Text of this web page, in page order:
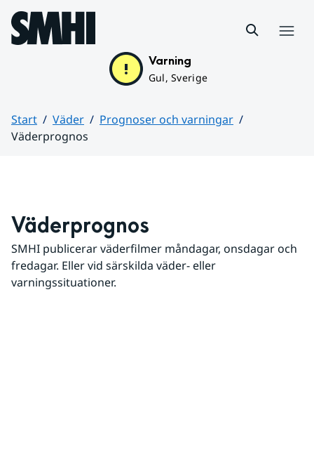
Hoppa till sidans innehåll
Varning
Gul, Sverige
Start Väder
Prognoser och varningar
Väderprognos
Väderprognos
SMHI publicerar väderfilmer måndagar, onsdagar och
fredagar. Eller vid särskilda väder- eller
varningssituationer.